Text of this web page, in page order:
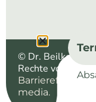
© Dr. Beilke
Rechte
Barrierefreiheit|
media.